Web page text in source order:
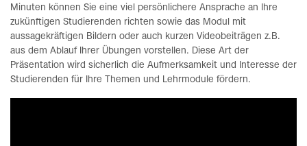
Minuten können Sie eine viel persönlichere Ansprache an Ihre
zukünftigen Studierenden richten sowie das Modul mit
aussagekräftigen Bildern oder auch kurzen Videobeiträgen z.B.
aus dem Ablauf Ihrer Übungen vorstellen. Diese Art der
Präsentation wird sicherlich die Aufmerksamkeit und Interesse der
Studierenden für Ihre Themen und Lehrmodule fördern.